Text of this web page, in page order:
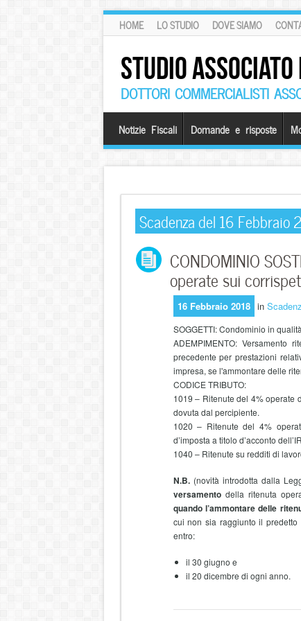
HOME LO STUDIO DOVE SIAMO
STUDIO
DOTTORI COMMERCIALISTI
Notizie Fiscali Domande e risposte
Scadenza del 16 Febbraio
CONDOMINIO
operate sui
16 Febbraio 2018 in
SOGGETTI: Condominio in
ADEMPIMENTO: Versamento
precedente per prestazioni
impresa, se l'ammontare delle
CODICE TRIBUTO:
1019 – Ritenute del 4% operate
dovuta dal percipiente.
1020 – Ritenute del 4%
d’imposta a titolo d’acconto
1040 – Ritenute su redditi di
N.B.(novità introdotta dalla
versamentodella ritenuta
quando l’ammontare delle
cui non sia raggiunto il
entro:
il 30 giugno e
il 20 dicembre di ogni anno.